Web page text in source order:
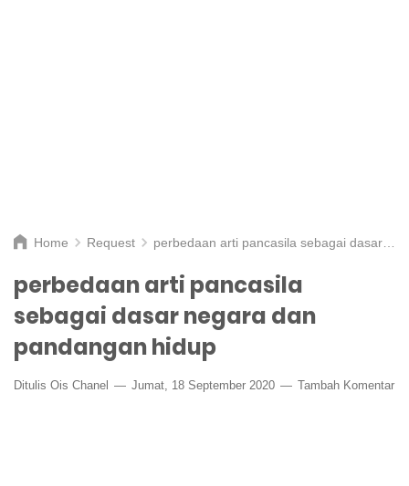
Home Request perbedaan arti pancasila sebagai dasar negara dan pandangan hidup
perbedaan arti pancasila
sebagai dasar negara dan
pandangan hidup
Ditulis Ois Chanel Jumat, 18 September 2020 Tambah Komentar